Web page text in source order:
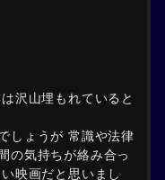
沢山埋もれていると
しょうが 常識や法律
の気持ちが絡み合っ
映画だと思いまし